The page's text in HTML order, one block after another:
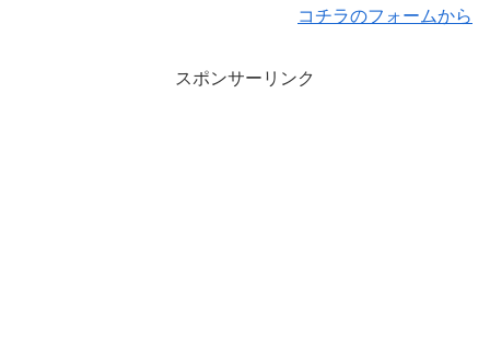
コチラのフォームから
スポンサーリンク